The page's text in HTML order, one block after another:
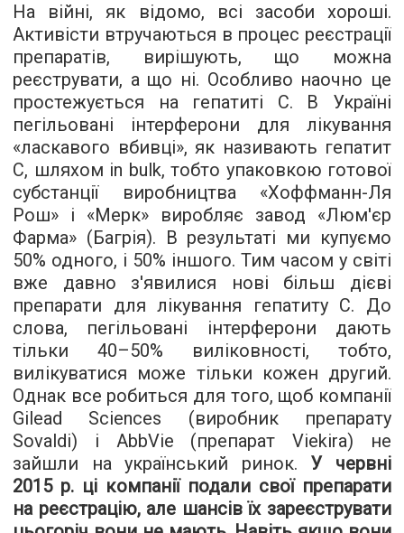
На війні, як відомо, всі засоби хороші.
Активісти втручаються в процес реєстрації
препаратів, вирішують, що можна
реєструвати, а що ні. Особливо наочно це
простежується на гепатиті С. В Україні
пегільовані інтерферони для лікування
«ласкавого вбивці», як називають гепатит
С, шляхом in bulk, тобто упаковкою готової
субстанції виробництва «Хоффманн-Ля
Рош» і «Мерк» виробляє завод «Люм'єр
Фарма» (Багрія). В результаті ми купуємо
50% одного, і 50% іншого. Тим часом у світі
вже давно з'явилися нові більш дієві
препарати для лікування гепатиту С. До
слова, пегільовані інтерферони дають
тільки 40–50% виліковності, тобто,
вилікуватися може тільки кожен другий.
Однак все робиться для того, щоб компанії
Gilead Sciences (виробник препарату
Sovaldi) і AbbVie (препарат Viekira) не
зайшли на український ринок. У червні
2015 р. ці компанії подали свої препарати
на реєстрацію, але шансів їх зареєструвати